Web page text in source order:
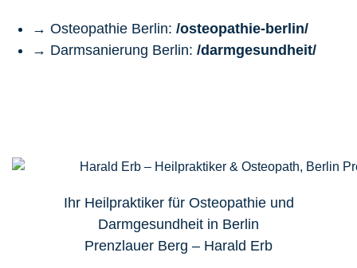
→ Osteopathie Berlin: /osteopathie-berlin/
→ Darmsanierung Berlin: /darmgesundheit/
Ihr Heilpraktiker für Osteopathieund
Darmgesundheit in Berlin
Prenzlauer Berg – Harald Erb